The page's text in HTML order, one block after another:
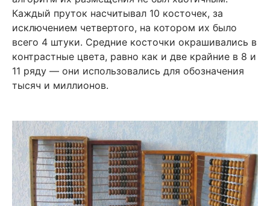
Каждый пруток насчитывал 10 косточек, за
исключением четвертого, на котором их было
всего 4 штуки. Средние косточки окрашивались в
контрастные цвета, равно как и две крайние в 8 и
11 ряду — они использовались для обозначения
тысяч и миллионов.